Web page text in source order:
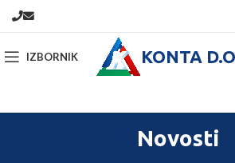
IZBORNIK KONTA
Novosti